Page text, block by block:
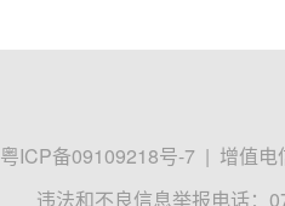
粤ICP备09109218号-7 | 增值电
违法和不良信息举报电话：